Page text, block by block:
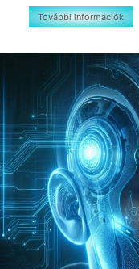
További információk